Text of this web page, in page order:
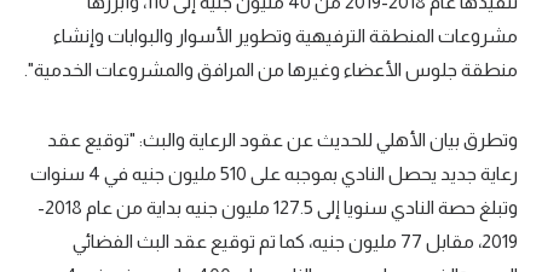
كويز في الجول
فيديو في الجول
مشروعات المنطقة الترفيهية وتطوير الأسوار والبوابات وإنشاء
منطقة جلوس الأعضاء وغيرها من المرافق والمشروعات الخدمية".
وتطرق بيان الأهلي للحديث عن عقود الرعاية والبث: "توقيع عقد
رعاية جديد يحصل النادي بموجبه على 510 مليون جنيه في 4 سنوات
وتبلغ حصة النادي سنويا إلى 127.5 مليون جنيه بداية من عام 2018-
2019، مقابل 77 مليون جنيه، كما تم توقيع عقد البث الفضائي